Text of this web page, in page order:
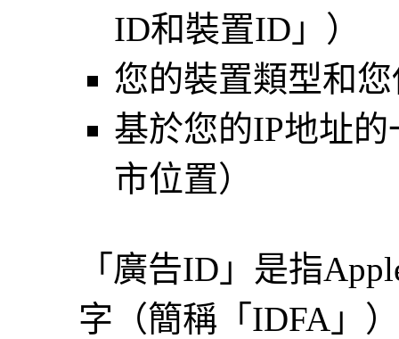
ID和裝置ID」）
您的裝置類型和
基於您的IP地址
市位置）
「廣告ID」是指
字（簡稱「IDFA」